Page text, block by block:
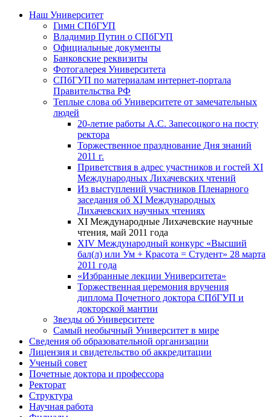
Наш Университет
Гимн СПбГУП
Владимир Путин о СПбГУП
Официальные документы
Банковские реквизиты
Фотогалерея Университета
СПбГУП по материалам интернет-портала
Правительства РФ
Теплые слова об Университете от замечательных
людей
20-летие работы А.С. Запесоцкого на посту
ректора
Торжественное празднование Дня знаний
2011 г.
Приветствия в адрес участников и гостей XI
Международных Лихачевских чтений
Из выступлений участников Пленарного
заседания об XI Международных
Лихачевских научных чтениях
XI Международные Лихачевские научные
чтения, май 2011 года
XIV Международный конкурс «Высший
бал(л) или Ум + Красота = Студент» 28 марта
2011 года
«Избранные лекции Университета»
Торжественная церемония вручения
диплома Почетного доктора СПбГУП и
докторской мантии
Звезды об Университете
Самый необычный Университет в мире
Сведения об образовательной организации
Лицензия и свидетельство об аккредитации
Ученый совет
Почетные доктора и профессора
Ректорат
Структура
Научная работа